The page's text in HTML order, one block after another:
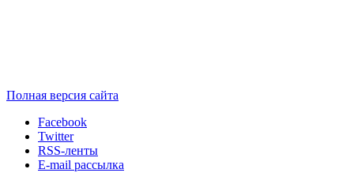
Полная версия сайта
Facebook
Twitter
RSS-ленты
E-mail рассылка